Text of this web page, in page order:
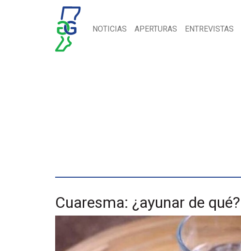
NOTICIAS APERTURAS ENTREVISTAS
Cuaresma: ¿ayunar de qué?